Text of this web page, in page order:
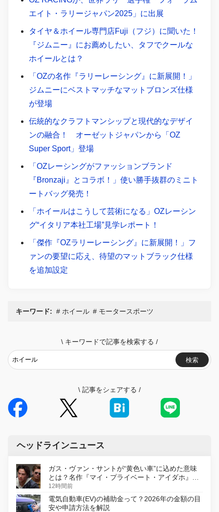
エイト・ラリージャパン2025」に出展
タイヤ＆ホイール専門店Fuji（フジ）に聞いた！
『ジムニー』にお薦めしたい、タフでクールな
ホイールとは？
「OZの名作『ラリーレーシング』に新展開！」
ジムニーにベストマッチなマットブロンズ仕様
が登場
伝統的なクラフトマンシップと現代的なデザイ
ンの融合！ オーゼットジャパンから「OZ
Super Sport」登場
「OZレーシングがファッションブランド
『Bronzaji』とコラボ！」使い勝手抜群のミニト
ートバッグ発売！
「ホイールはこうして芸術になる」OZレーシン
グ“イタリア本社工場”見学レポート！
「傑作『OZラリーレーシング』に新展開！」フ
ァンの要望に応え、待望のマットブラック仕様
を追加設定
キーワード: ホイール モータースポーツ
\ キーワードで記事を検索する /
検索
\ 記事をシェアする /
ヘッドラインニュース
ガス・ヴァン・サントが“黄色い車”に込めた意味
とは？名作『マイ・プライベート・アイダホ』が
初のデジタルリマスター版で復活
12時間前
電気自動車(EV)の補助金って？2026年の金額の目
安や申請方法を解説